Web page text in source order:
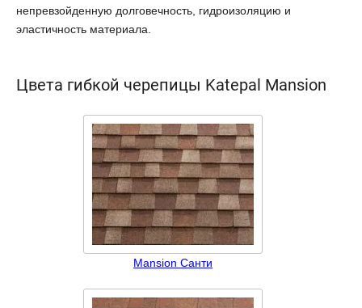
непревзойденную долговечность, гидроизоляцию и
эластичность материала.
Цвета гибкой черепицы Katepal Mansion
Mansion Санти